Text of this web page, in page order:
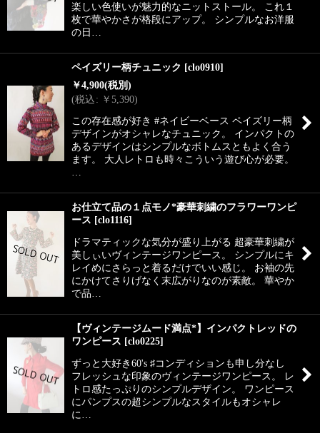
楽しい色使いが魅力的なニットストール。 これ１
枚で華やかさが格段にアップ。 シンプルなお洋服
の日…
ペイズリー柄チュニック [clo0910]
￥4,900(税別)
(税込: ￥5,390)
この存在感が好き #ネイビーベース ペイズリー柄
デザインがオシャレなチュニック。 インパクトの
あるデザインはシンプルなボトムスともよく合う
ます。 大人レトロも時々こういう遊び心が必要。
…
お仕立て品の１点モノ*豪華刺繍のフラワーワンピ
ース [clo1116]
ドラマティックな気分が盛り上がる 超豪華刺繍が
美しぃいヴィンテージワンピース。 シンプルにキ
レイめにさらっと着るだけでいい感じ。 お袖の先
にかけてさりげなく末広がりなのが素敵。 華やか
で品…
【ヴィンテージムード満点*】インパクトレッドの
ワンピース [clo0225]
ずっと大好き60's ♯コンディションも申し分なし
フレッシュな印象のヴィンテージワンピース。 レ
トロ感たっぷりのシンプルデザイン。 ワンピース
にパンプスの超シンプルなスタイルもオシャレ
に…